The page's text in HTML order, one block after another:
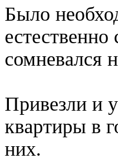
Было
естественно
сомневался
Привезли и
квартиры в
них.